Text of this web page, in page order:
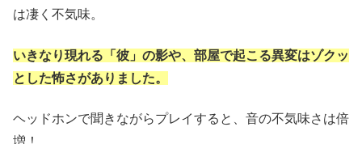
は凄く不気味。
いきなり現れる「彼」の影や、部屋で起こる異変はゾクッ
とした怖さがありました。
ヘッドホンで聞きながらプレイすると、音の不気味さは倍
増！